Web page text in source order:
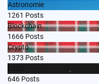
Astronomie
1261 Posts
Blockchain
1666 Posts
Crypto
1373 Posts
646 Posts